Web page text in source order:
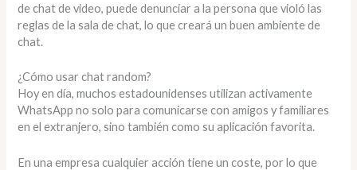
de chat de video, puede denunciar a la persona que violó las
reglas de la sala de chat, lo que creará un buen ambiente de
chat.
¿Cómo usar chat random?
Hoy en día, muchos estadounidenses utilizan activamente
WhatsApp no solo para comunicarse con amigos y familiares
en el extranjero, sino también como su aplicación favorita.
En una empresa cualquier acción tiene un coste, por lo que